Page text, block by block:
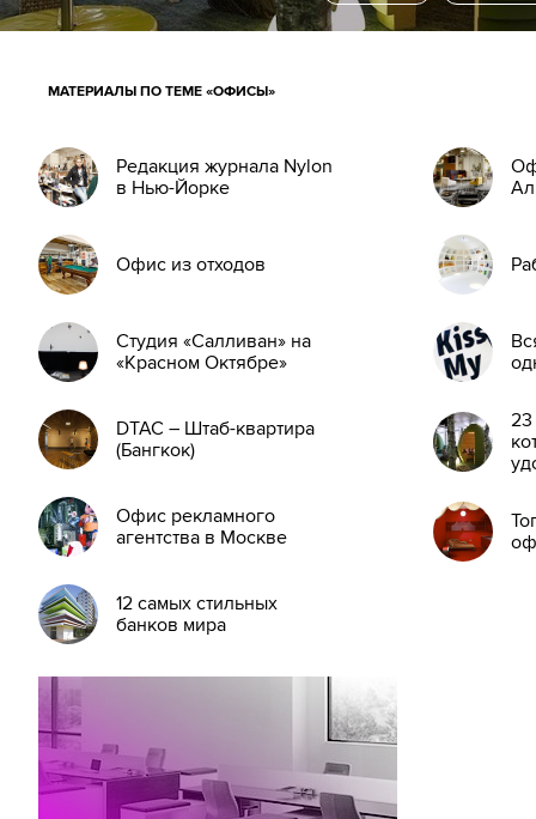
МАТЕРИАЛЫ ПО ТЕМЕ «ОФИСЫ»
Редакция журнала Nylon
в Нью-Йорке
Офис из отходов
Студия «Салливан» на
«Красном Октябре»
DTAC – Штаб-квартира
(Бангкок)
Офис рекламного
агентства в Москве
12 самых стильных
банков мира
23